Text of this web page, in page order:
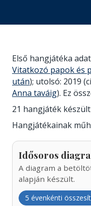
Első hangjátéka
Vitatkozó papok és
után); utolsó: 2019
Anna taváig). Ez
21 hangjáték
Hangjátékainak
Idősoros
A diagram a
alapján készült.
5 évenkénti